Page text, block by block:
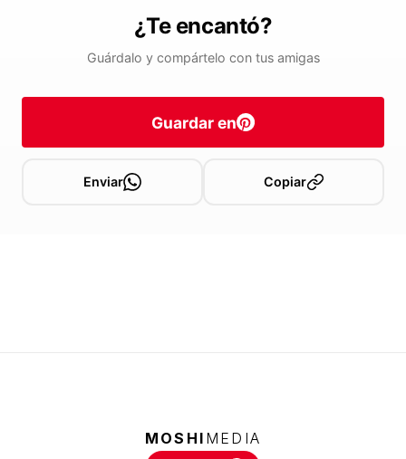
¿Te encantó?
Guárdalo y compártelo con tus amigas
Guardar en
Enviar Copiar
MOSHI MEDIA